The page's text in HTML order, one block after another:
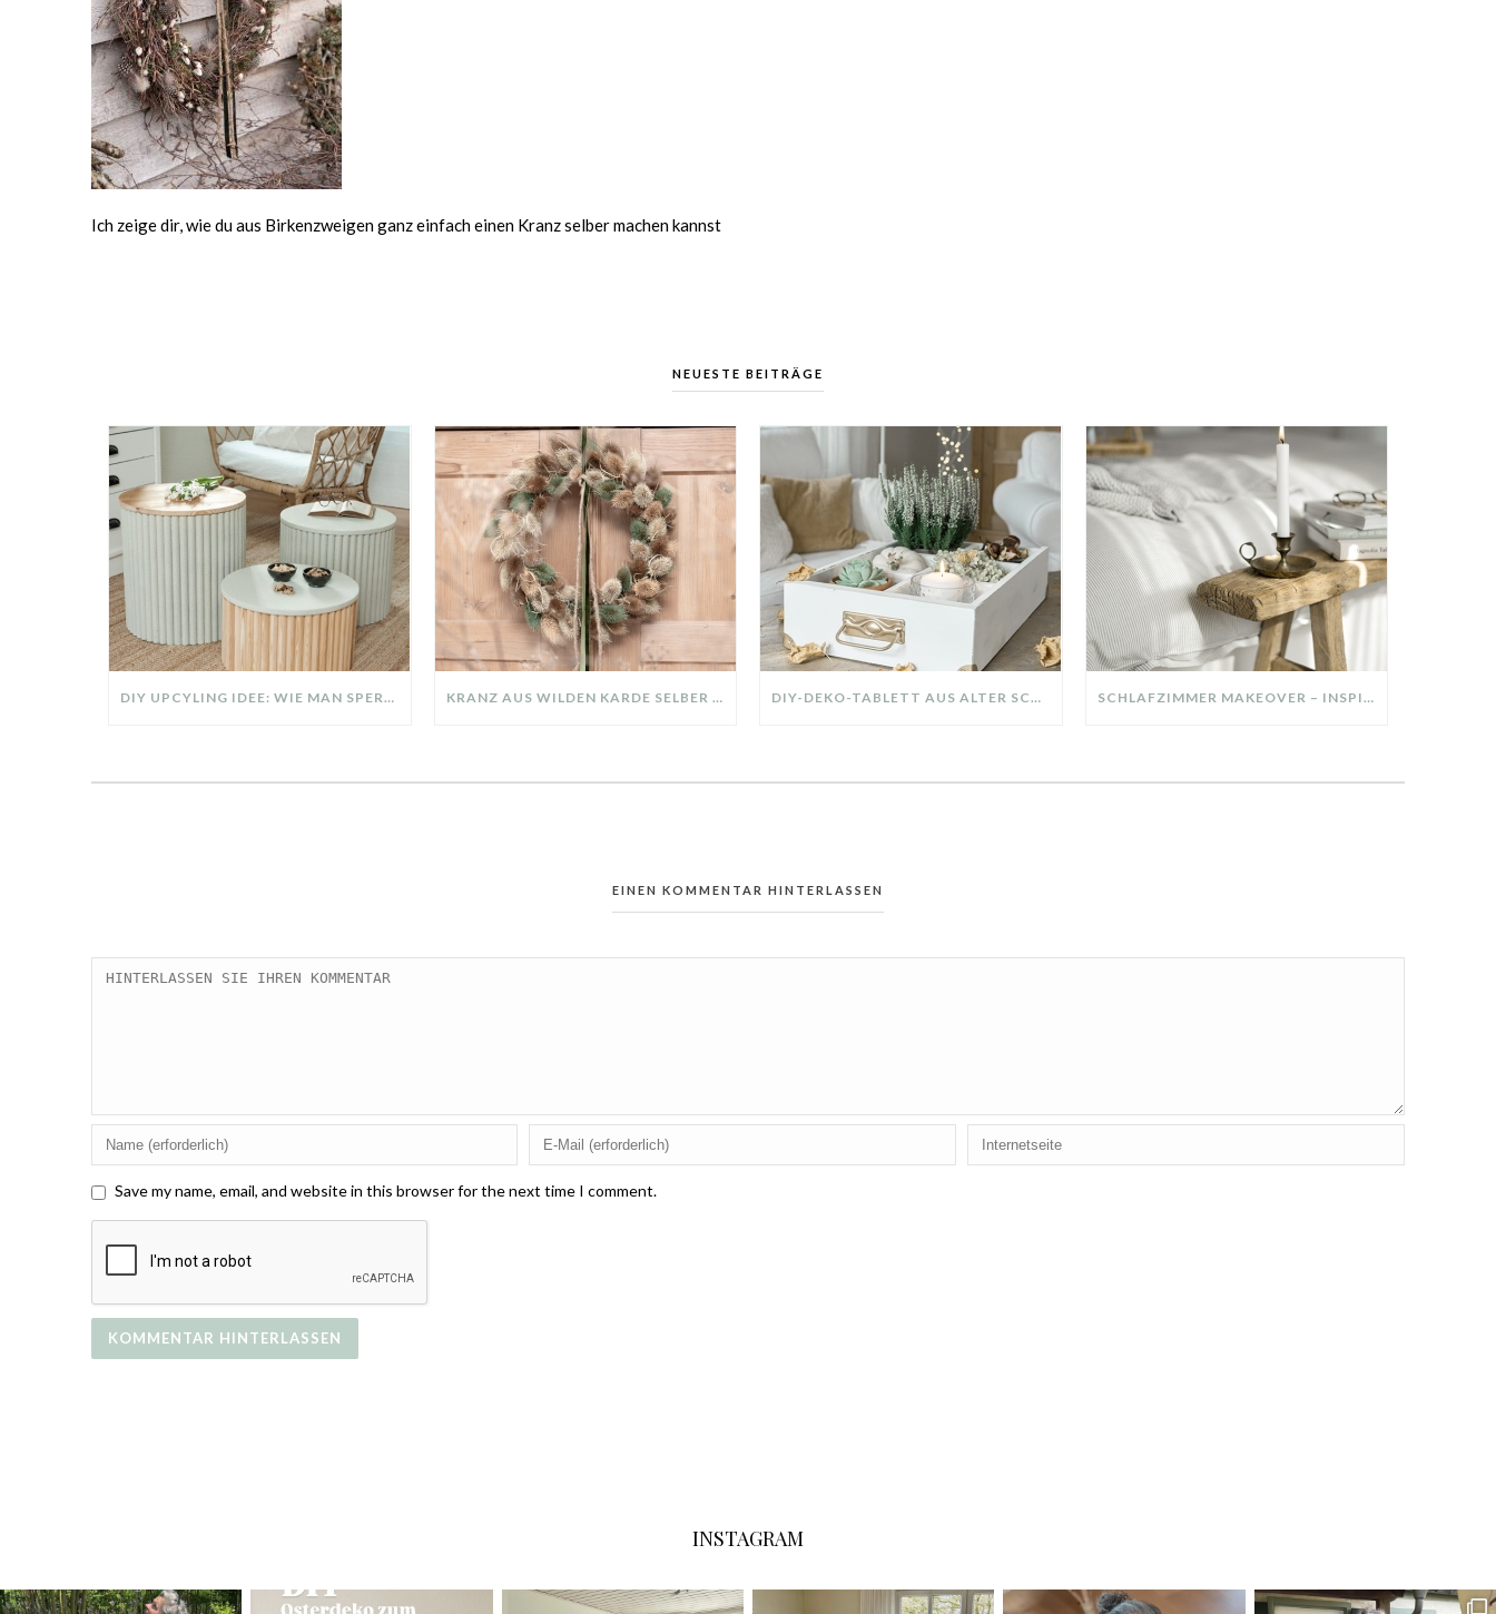
Ich zeige dir, wie du aus Birkenzweigen ganz einfach einen Kranz selber machen kannst
NEUESTE BEITRÄGE
DIY UPCYLING IDEE: WIE MAN SPERRMÜLL IN EIN DESIGNER TEIL VERWANDELT KRANZ AUS WILDEN KARDE SELBER MACHEN: HERBSTDEKO GANZ EINFACH DIY-DEKO-TABLETT AUS ALTER SCHUBLADE – NACHHALTIGE HERBSTDEKO SELBER MACHEN! SCHLAFZIMMER MAKEOVER – INSPIRATION FÜR DEIN SCHLAFZIMMER: AUS ALT MACH NEU – HELL, GEMÜTLICH UND EINLADEND
EINEN KOMMENTAR HINTERLASSEN
Save my name, email, and website in this browser for the next time I comment.
INSTAGRAM